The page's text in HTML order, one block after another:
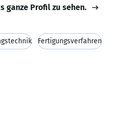
ganze Profil zu sehen.
Fertigungsverfahren